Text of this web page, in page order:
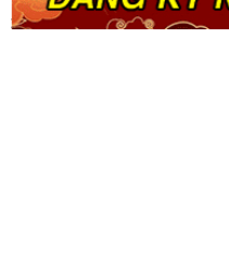
Thống kê giải đặc biệt